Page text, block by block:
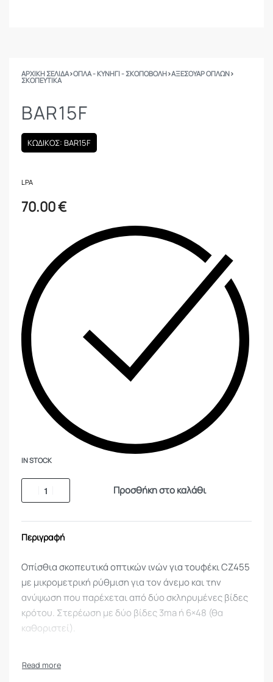
ΑΡΧΙΚΉ ΣΕΛΊΔΑ›ΟΠΛΑ - ΚΥΝΗΓΙ - ΣΚΟΠΟΒΟΛΗ›ΑΞΕΣΟΥΑΡ ΟΠΛΩΝ›
ΣΚΟΠΕΥΤΙΚΆ
BAR15F
ΚΩΔΙΚΟΣ: BAR15F
LPA
70.00€
IN STOCK
Προσθήκη στο καλάθι
Περιγραφή
Οπίσθια σκοπευτικά οπτικών ινών για τουφέκι CZ455
με μικρομετρική ρύθμιση για τον άνεμο και την
ανύψωση που παρέχεται από δύο σκληρυμένες βίδες
κρότου. Στερέωση με δύο βίδες 3ma ή 6×48 (θα
καθοριστεί).